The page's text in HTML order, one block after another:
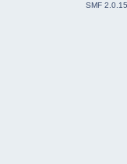
SMF 2.0.15